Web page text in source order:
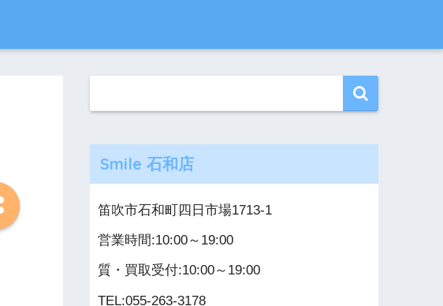
Smile 石和店
笛吹市石和町四日市場1713-1
営業時間:10:00～19:00
質・買取受付:10:00～19:00
TEL:055-263-3178